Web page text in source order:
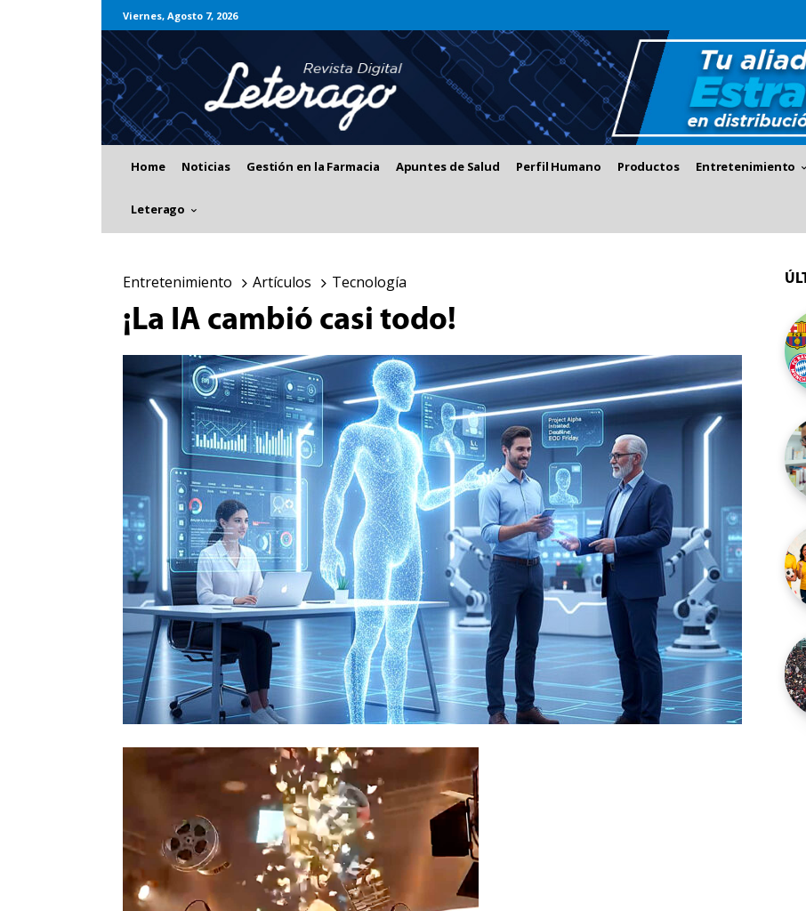
Viernes, Agosto 7, 2026
Home Noticias Gestión en la Farmacia Apuntes de Salud Perfil Humano Productos Entretenimiento
Leterago
Entretenimiento Artículos Tecnología
¡La IA cambió casi todo!